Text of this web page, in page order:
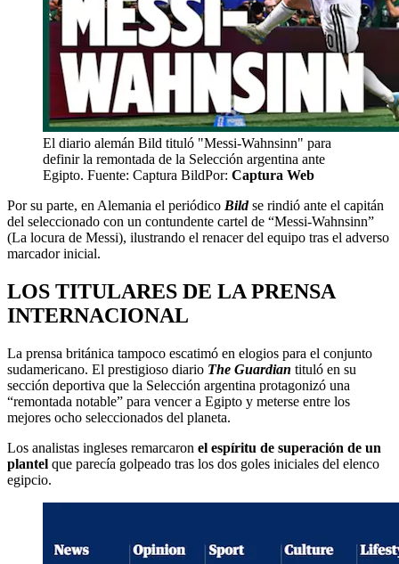
El diario alemán Bild tituló "Messi-Wahnsinn" para
definir la remontada de la Selección argentina ante
Egipto. Fuente: Captura BildPor: Captura Web
Por su parte, en Alemania el periódico Bild se rindió ante el capitán
del seleccionado con un contundente cartel de “Messi-Wahnsinn”
(La locura de Messi), ilustrando el renacer del equipo tras el adverso
marcador inicial.
LOS TITULARES DE LA PRENSA
INTERNACIONAL
La prensa británica tampoco escatimó en elogios para el conjunto
sudamericano. El prestigioso diario The Guardian tituló en su
sección deportiva que la Selección argentina protagonizó una
“remontada notable” para vencer a Egipto y meterse entre los
mejores ocho seleccionados del planeta.
Los analistas ingleses remarcaron el espíritu de superación de un
plantel que parecía golpeado tras los dos goles iniciales del elenco
egipcio.